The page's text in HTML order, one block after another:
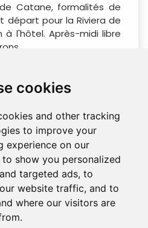
cookies
and other tracking
to improve your
experience on our
show you personalized
targeted ads, to
website traffic, and to
where our visitors are
Catane, formalités de
départ pour la Riviera de
à l'hôtel. Après-midi libre
Mascali/Taormine.
TAORMINE (NUIT À
KM 150
Cette journée, vous
l'Etna & Taormine.
matin, route vers le Mont
de Sicile et le volcan
Le territoire entourant le
de l'Etna », l'une des
d'Italie : vous